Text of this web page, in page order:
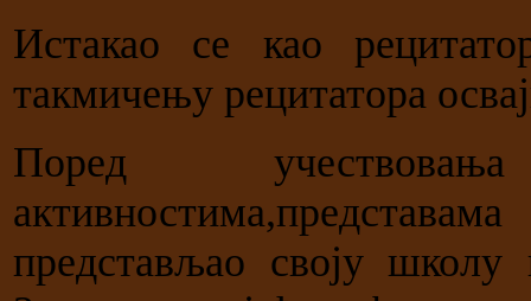
Истакао се као
такмичењу рецитатора
Поред
представљао своју школу